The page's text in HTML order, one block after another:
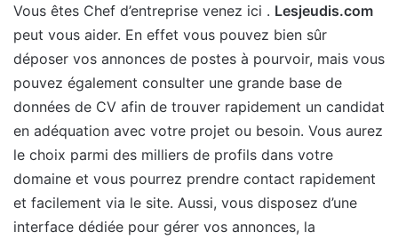
Vous êtes Chef d’entreprise venez ici . Lesjeudis.com
peut vous aider. En effet vous pouvez bien sûr
déposer vos annonces de postes à pourvoir, mais vous
pouvez également consulter une grande base de
données de CV afin de trouver rapidement un candidat
en adéquation avec votre projet ou besoin. Vous aurez
le choix parmi des milliers de profils dans votre
domaine et vous pourrez prendre contact rapidement
et facilement via le site. Aussi, vous disposez d’une
interface dédiée pour gérer vos annonces, la